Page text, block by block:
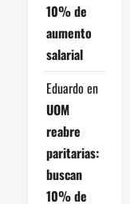
10% de
aumento
salarial
Eduardo en
UOM
reabre
paritarias:
buscan
10% de